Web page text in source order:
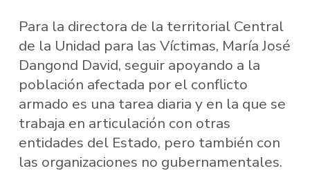
Para la directora de la territorial Central
de la Unidad para las Víctimas, María José
Dangond David, seguir apoyando a la
población afectada por el conflicto
armado es una tarea diaria y en la que se
trabaja en articulación con otras
entidades del Estado, pero también con
las organizaciones no gubernamentales.